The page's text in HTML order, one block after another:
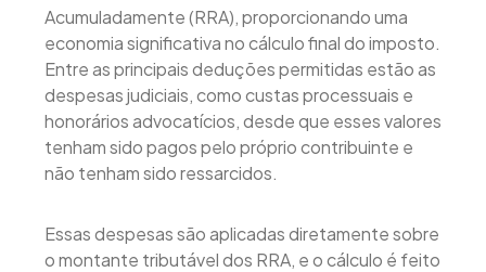
Acumuladamente (RRA), proporcionando uma
economia significativa no cálculo final do imposto.
Entre as principais deduções permitidas estão as
despesas judiciais, como custas processuais e
honorários advocatícios, desde que esses valores
tenham sido pagos pelo próprio contribuinte e
não tenham sido ressarcidos.
Essas despesas são aplicadas diretamente sobre
o montante tributável dos RRA, e o cálculo é feito